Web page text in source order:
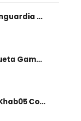
Pintura Acrilica Vanguardia Metalica 100 Ml
Artículo Para Maqueta Gama Zoologico Chico
Pincel Pascua Pin-Khab05 Con 15